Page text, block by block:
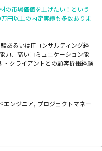
の市場価値を上げたい！という
円以上の内定実績も多数ありま
あるいはITコンサルティング経
力、高いコミュニケーション能
・クライアントとの顧客折衝経験
エンジニア, プロジェクトマネー